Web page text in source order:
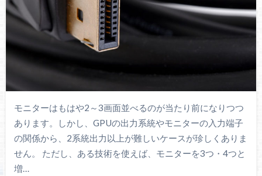
モニターはもはや2～3画面並べるのが当たり前になりつつ
あります。しかし、GPUの出力系統やモニターの入力端子
の関係から、2系統出力以上が難しいケースが珍しくありま
せん。 ただし、ある技術を使えば、モニターを3つ・4つと
増…